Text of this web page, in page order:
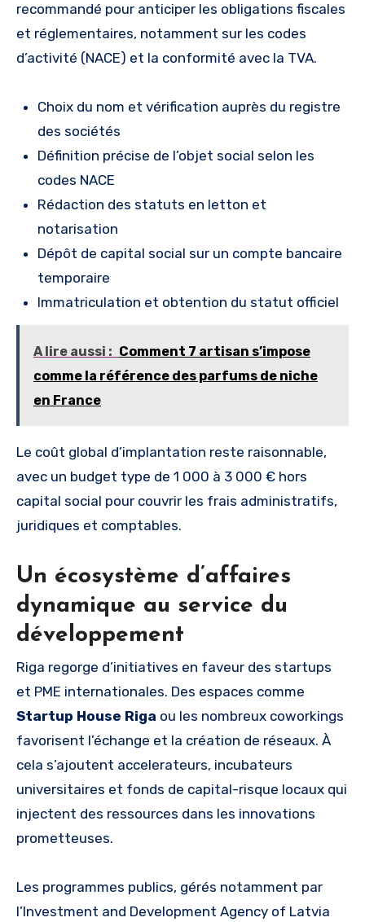
recommandé pour anticiper les obligations fiscales
et réglementaires, notamment sur les codes
d’activité (NACE) et la conformité avec la TVA.
Choix du nom et vérification auprès du registre
des sociétés
Définition précise de l’objet social selon les
codes NACE
Rédaction des statuts en letton et
notarisation
Dépôt de capital social sur un compte bancaire
temporaire
Immatriculation et obtention du statut officiel
A lire aussi : Comment 7 artisan s’impose
comme la référence des parfums de niche
en France
Le coût global d’implantation reste raisonnable,
avec un budget type de 1 000 à 3 000 € hors
capital social pour couvrir les frais administratifs,
juridiques et comptables.
Un écosystème d’affaires
dynamique au service du
développement
Riga regorge d’initiatives en faveur des startups
et PME internationales. Des espaces comme
Startup House Riga ou les nombreux coworkings
favorisent l’échange et la création de réseaux. À
cela s’ajoutent accelerateurs, incubateurs
universitaires et fonds de capital-risque locaux qui
injectent des ressources dans les innovations
prometteuses.
Les programmes publics, gérés notamment par
l’Investment and Development Agency of Latvia